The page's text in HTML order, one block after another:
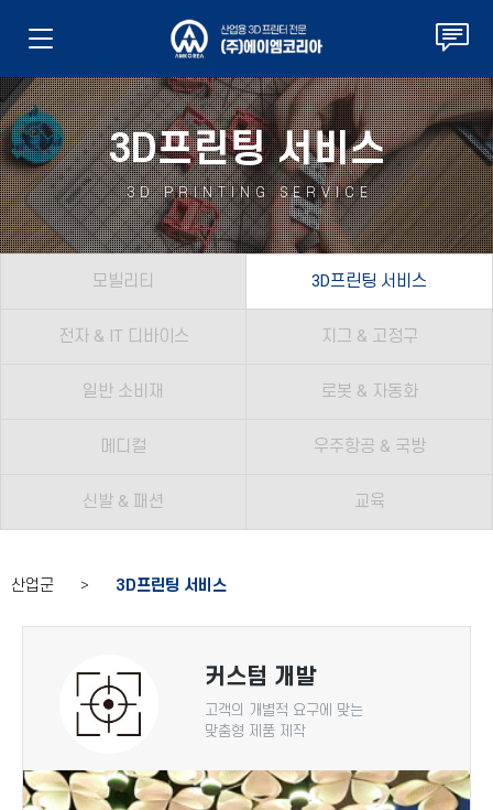
3D프린팅 서비스
3D PRINTING SERVICE
모빌리티 3D프린팅 서비스
전자 & IT 디바이스 지그 & 고정구
일반 소비재 로봇 & 자동화
메디컬 우주항공 & 국방
신발 & 패션 교육
산업군 > 3D프린팅 서비스
커스텀 개발
고객의 개별적 요구에 맞는
맞춤형 제품 제작